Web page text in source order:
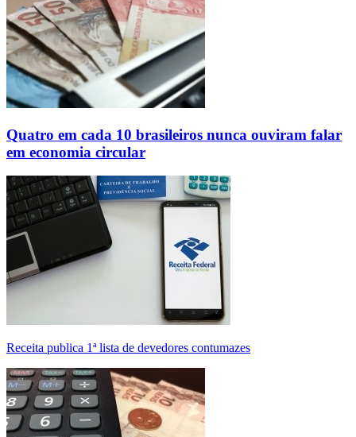
Quatro em cada 10 brasileiros nunca ouviram falar
em economia circular
Receita publica 1ª lista de devedores contumazes